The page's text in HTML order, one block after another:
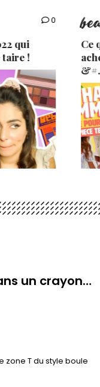
0
qui
taire !
Ce
un crayon…
zone T du style boule